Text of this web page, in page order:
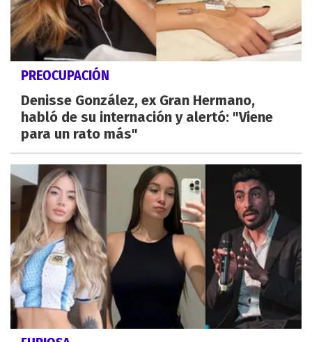
PREOCUPACIÓN
Denisse González, ex Gran Hermano,
habló de su internación y alertó: "Viene
para un rato más"